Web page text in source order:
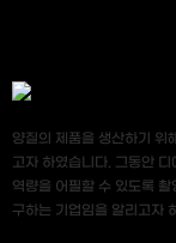
양질의 제품을 생산하기 위
고자 하였습니다. 그동안
역량을 어필할 수 있도록
구하는 기업임을 알리고자